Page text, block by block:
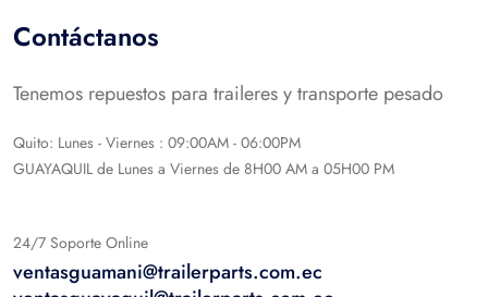
Contáctanos
Tenemos repuestos para traileres y transporte pesado
Quito: Lunes - Viernes : 09:00AM - 06:00PM
GUAYAQUIL de Lunes a Viernes de 8H00 AM a 05H00 PM
24/7 Soporte Online
ventasguamani@trailerparts.com.ec